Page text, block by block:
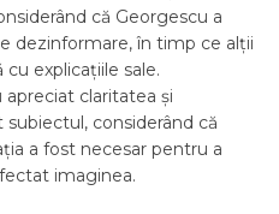
că Georgescu a
dezinformare, în timp ce alții
explicațiile sale.
claritatea și
considerând că
a fost necesar pentru a
imaginea.